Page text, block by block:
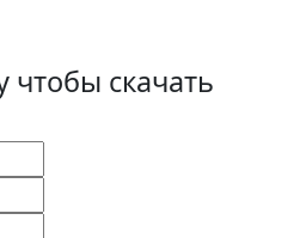
скачать